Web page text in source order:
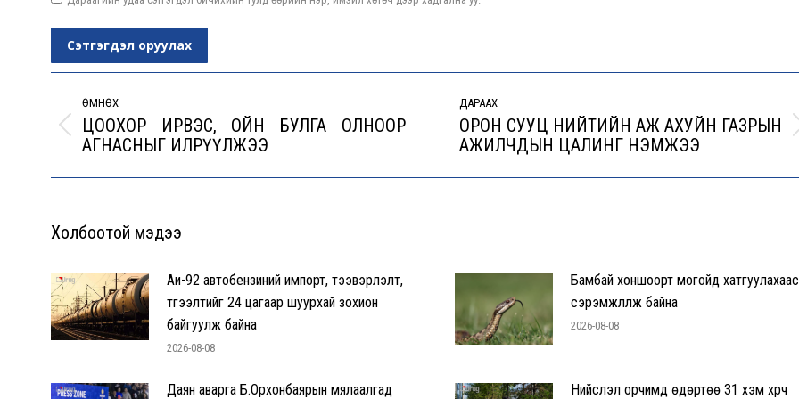
Сэтгэгдэл оруулах
navigation
ӨМНӨХ
Previous
ЦООХОР ИРВЭС, ОЙН БУЛГА ОЛНООР
АГНАСНЫГ ИЛРҮҮЛЖЭЭ
ДАРААХ
Next
ОРОН СУУЦ НИЙТИЙН АЖ АХУЙН ГАЗРЫН
АЖИЛЧДЫН ЦАЛИНГ НЭМЖЭЭ
Холбоотой мэдээ
Аи-92 автобензиний импорт, тээвэрлэлт,
түгээлтийг 24 цагаар шуурхай зохион
байгуулж байна
2026-08-08
Бамбай хоншоорт могойд хатгуулахаас
сэрэмжлүүлж байна
2026-08-08
Даян аварга Б.Орхонбаярын мялаалгад Нийслэл орчимд өдөртөө 31 хэм хүрч